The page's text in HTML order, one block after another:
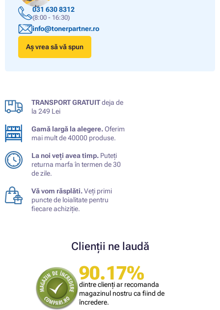
031 630 8312
(8:00 - 16:30)
info@tonerpartner.ro
Aș vrea să vă spun
TRANSPORT GRATUITdeja de
la 249 Lei
Gamă largă la alegere.Oferim
mai mult de 40000 produse.
La noi veți avea timp. Puteți
returna marfa în termen de 30
de zile.
Vă vom răsplăti.Veți primi
puncte de loialitate pentru
fiecare achiziție.
Clienții ne laudă
90.17%
dintre clienți ar recomanda
magazinul nostru ca fiind de
încredere.